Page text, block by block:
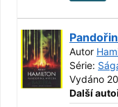
Autor
Série:
Vydáno
Další